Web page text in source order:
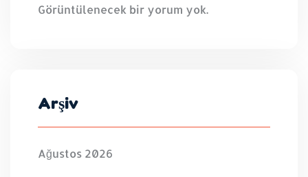
Görüntülenecek bir yorum yok.
Arşiv
Ağustos 2026